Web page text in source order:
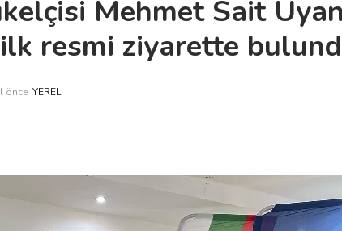
Mehmet Sait
resmi ziyarette
önce YEREL